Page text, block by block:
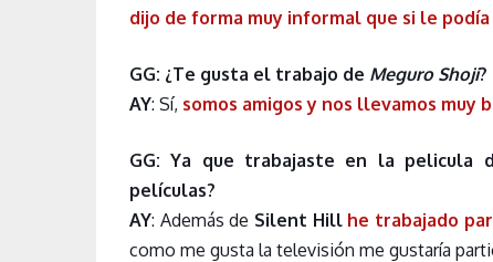
dijo de forma muy informal que si le podía
GG: ¿Te gusta el trabajo de Meguro Shoji?
AY: Sí, somos amigos y nos llevamos muy
GG: Ya que trabajaste en la pelicula
películas?
AY: Además de Silent Hill he trabajado
como me gusta la televisión me gustaría